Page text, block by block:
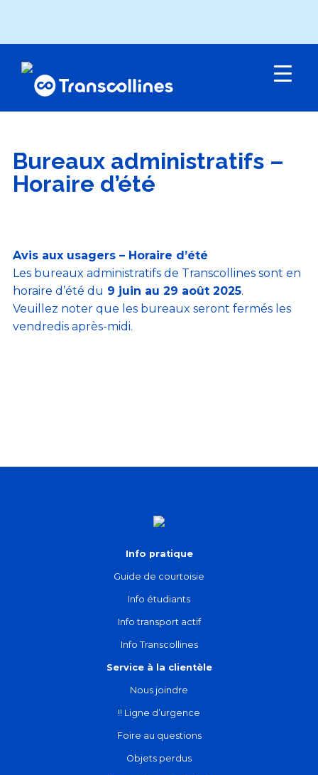
Menu
Bureaux administratifs –
Horaire d’été
Avis aux usagers – Horaire d’été
Les bureaux administratifs de Transcollines sont en
horaire d’été du 9 juin au 29 août 2025.
Veuillez noter que les bureaux seront fermés les
vendredis après-midi.
Info pratique
Guide de courtoisie
Info étudiants
Info transport actif
Info Transcollines
Service à la clientèle
Nous joindre
!! Ligne d’urgence
Foire au questions
Objets perdus